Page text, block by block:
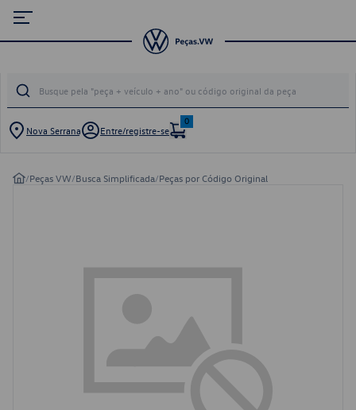
Nova Serrana Entre/registre-se
0
/Peças VW/Busca Simplificada/Peças por Código Original